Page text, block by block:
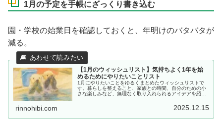
1月の予定を手帳にざっくり書き込む
園・学校の始業日を確認しておくと、年明けのバタバタが
減る。
【1月のウィッシュリスト】気持ちよく1年を始
めるためにやりたいことリスト
1月にやりたいことをゆるくまとめたウィッシュリストで
す。暮らしを整えること、家族との時間、自分のための小
さな楽しみなど、無理なく取り入れられるアイデアを紹介
rinnohibi.com 2025.12.15